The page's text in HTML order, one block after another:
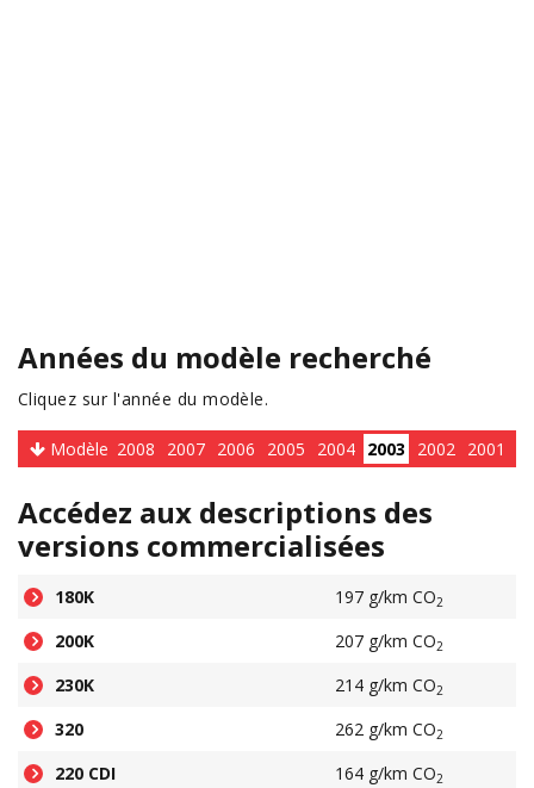
Années du modèle recherché
Cliquez sur l'année du modèle.
Modèle 2008 2007 2006 2005 2004 2003 2002 2001
Accédez aux descriptions des
versions commercialisées
180K 197 g/km CO2
200K 207 g/km CO2
230K 214 g/km CO2
320 262 g/km CO2
220 CDI 164 g/km CO2